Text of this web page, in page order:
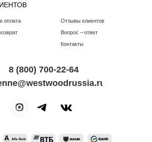
8 (800) 700-22-64
оплата
Вопрос – ответ
Отзывы клиентов
Контакты